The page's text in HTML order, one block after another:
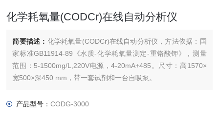
化学耗氧量(CODCr)在线自动分析仪
简要描述： 化学耗氧量(CODCr)在线自动分析仪，方法依据：国
家标准GB11914-89《水质-化学耗氧量测定-重铬酸钾》，测量
范围：5-1500mg/L,220V电源，4-20mA+485。尺寸：高1570×
宽500×深450 mm，带一套试剂和一台自吸泵。
产品型号：CODG-3000